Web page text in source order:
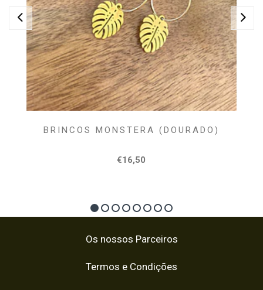
BRINCOS MONSTERA (DOURADO)
€16,50
Os nossos Parceiros
Termos e Condições